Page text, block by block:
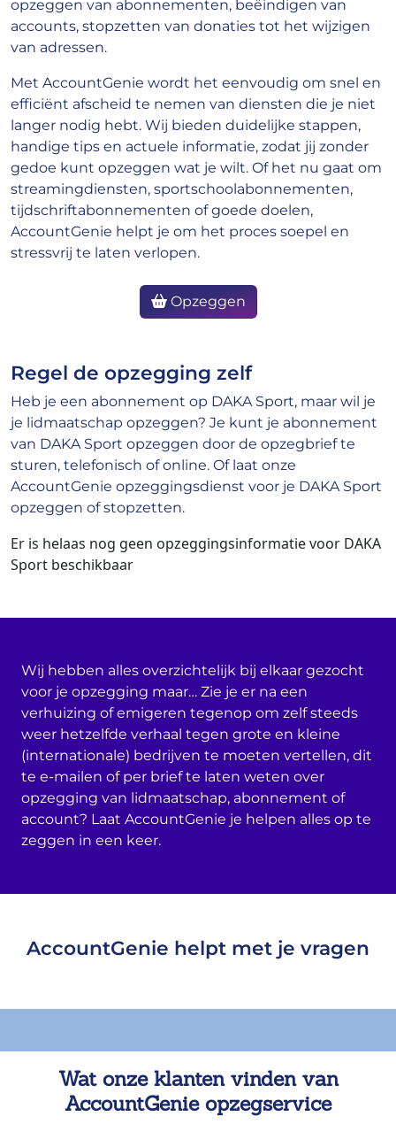
opzeggen van abonnementen, beëindigen van
accounts, stopzetten van donaties tot het wijzigen
van adressen.
Met AccountGenie wordt het eenvoudig om snel en
efficiënt afscheid te nemen van diensten die je niet
langer nodig hebt. Wij bieden duidelijke stappen,
handige tips en actuele informatie, zodat jij zonder
gedoe kunt opzeggen wat je wilt. Of het nu gaat om
streamingdiensten, sportschoolabonnementen,
tijdschriftabonnementen of goede doelen,
AccountGenie helpt je om het proces soepel en
stressvrij te laten verlopen.
Opzeggen
Regel de opzegging zelf
Heb je een abonnement op DAKA Sport, maar wil je
je lidmaatschap opzeggen? Je kunt je abonnement
van DAKA Sport opzeggen door de opzegbrief te
sturen, telefonisch of online. Of laat onze
AccountGenie opzeggingsdienst voor je DAKA Sport
opzeggen of stopzetten.
Er is helaas nog geen opzeggingsinformatie voor DAKA
Sport beschikbaar
Wij hebben alles overzichtelijk bij elkaar gezocht
voor je opzegging maar… Zie je er na een
verhuizing of emigeren tegenop om zelf steeds
weer hetzelfde verhaal tegen grote en kleine
(internationale) bedrijven te moeten vertellen, dit
te e-mailen of per brief te laten weten over
opzegging van lidmaatschap, abonnement of
account? Laat AccountGenie je helpen alles op te
zeggen in een keer.
AccountGenie helpt met je vragen
Wat onze klanten vinden van
AccountGenie opzegservice